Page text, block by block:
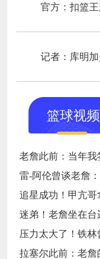
篮球视频